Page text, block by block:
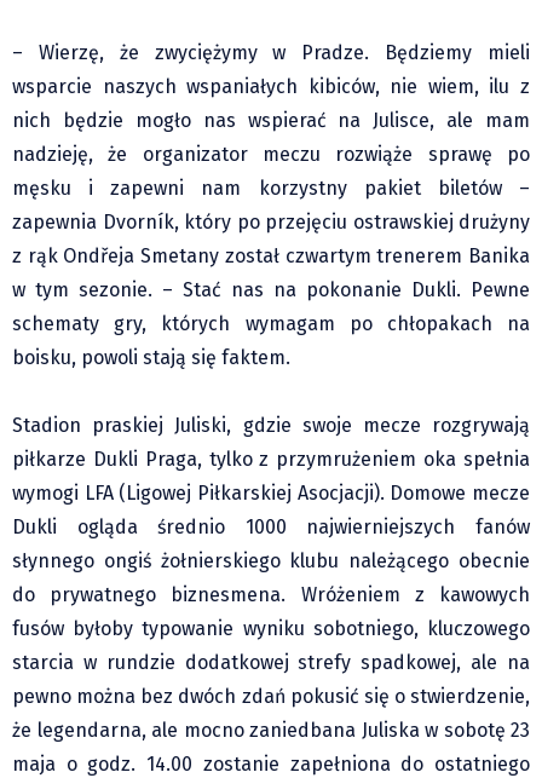
Podróże małe i duże Skałki
Historia
Podróże
Wywiady
Rodziny wielodzietne
Nauka
Młodzi
Przedszkola
Szkoły podstawowe
Studia
Klub Podróżnika ZA OKNEM
Sport
Czytelnicy piszą
Multimedia
Obiektyw Głosu
Fotoreportaże
studio glos.live
Głos Brandysa
YouTube glos.live
– Wierzę, że zwyciężymy w Pradze. Będziemy mieli
wsparcie naszych wspaniałych kibiców, nie wiem, ilu z
nich będzie mogło nas wspierać na Julisce, ale mam
nadzieję, że organizator meczu rozwiąże sprawę po
męsku i zapewni nam korzystny pakiet biletów –
zapewnia Dvorník, który po przejęciu ostrawskiej drużyny
z rąk Ondřeja Smetany został czwartym trenerem Banika
w tym sezonie. – Stać nas na pokonanie Dukli. Pewne
schematy gry, których wymagam po chłopakach na
boisku, powoli stają się faktem.
Stadion praskiej Juliski, gdzie swoje mecze rozgrywają
piłkarze Dukli Praga, tylko z przymrużeniem oka spełnia
wymogi LFA (Ligowej Piłkarskiej Asocjacji). Domowe mecze
Dukli ogląda średnio 1000 najwierniejszych fanów
słynnego ongiś żołnierskiego klubu należącego obecnie
do prywatnego biznesmena. Wróżeniem z kawowych
fusów byłoby typowanie wyniku sobotniego, kluczowego
starcia w rundzie dodatkowej strefy spadkowej, ale na
pewno można bez dwóch zdań pokusić się o stwierdzenie,
że legendarna, ale mocno zaniedbana Juliska w sobotę 23
maja o godz. 14.00 zostanie zapełniona do ostatniego